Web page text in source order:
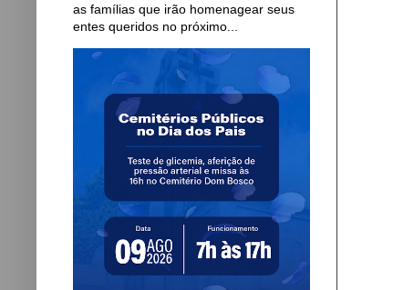
as famílias que irão homenagear seus
entes queridos no próximo...